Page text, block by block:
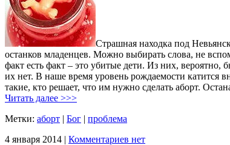
Страшная находка под
останков младенцев. Можно выбирать слова, не
факт есть факт – это убитые дети. Из них, вероятно,
их нет. В наше время уровень рождаемости катится
такие, кто решает, что им нужно сделать аборт.
Читать далее >>>
Метки: аборт | Бог | проблема
4 января 2014 | Комментариев нет